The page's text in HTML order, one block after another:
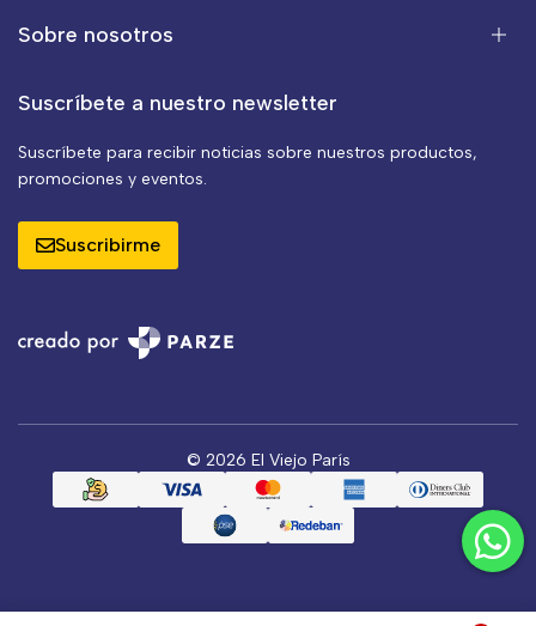
Sobre nosotros
Suscríbete a nuestro newsletter
Suscríbete para recibir noticias sobre nuestros productos,
promociones y eventos.
Suscribirme
© 2026 El Viejo París